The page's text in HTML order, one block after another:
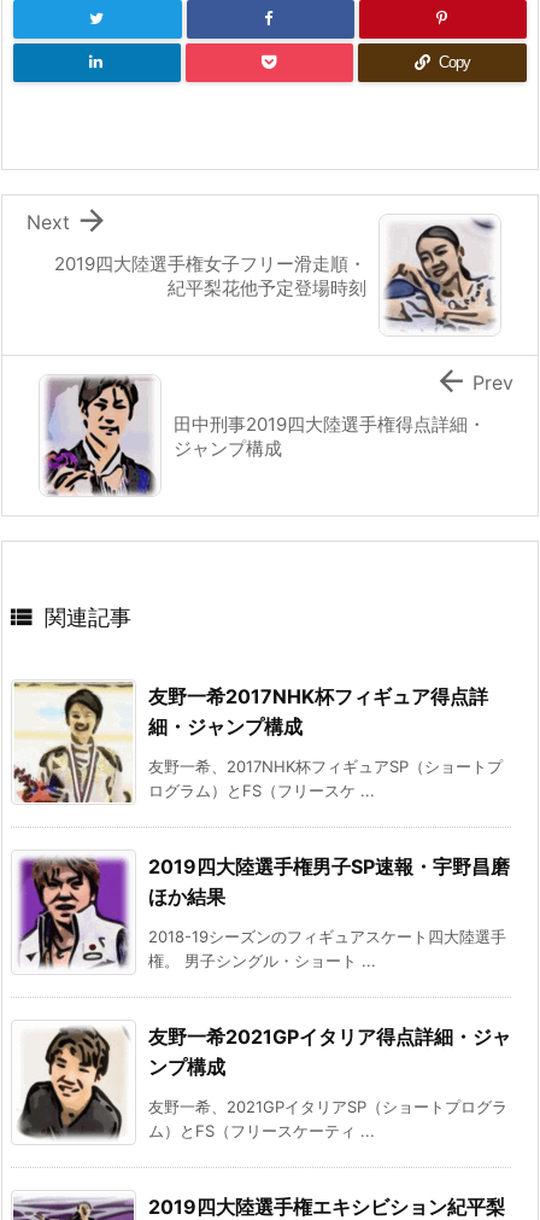
Copy
2019四大陸選手権女子フリー滑走順・
紀平梨花他予定登場時刻

Next
田中刑事2019四大陸選手権得点詳細・
ジャンプ構成
 Prev
 関連記事
友野一希2017NHK杯フィギュア得点詳
細・ジャンプ構成
友野一希、2017NHK杯フィギュアSP（ショートプ
ログラム）とFS（フリースケ ...
2019四大陸選手権男子SP速報・宇野昌磨
ほか結果
2018-19シーズンのフィギュアスケート四大陸選手
権。 男子シングル・ショート ...
友野一希2021GPイタリア得点詳細・ジャ
ンプ構成
友野一希、2021GPイタリアSP（ショートプログラ
ム）とFS（フリースケーティ ...
2019四大陸選手権エキシビション紀平梨